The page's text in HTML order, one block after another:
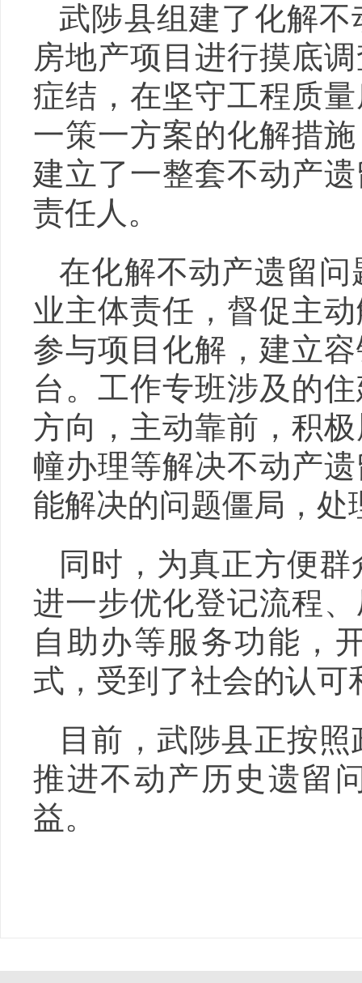
武陟县组建了化解
房地产项目进行摸底
症结，在坚守工程质
一策一方案的化解措
建立了一整套不动产
责任人。
在化解不动产遗留
业主体责任，督促主
参与项目化解，建立
台。工作专班涉及的
方向，主动靠前，积
幢办理等解决不动产
能解决的问题僵局，
同时，为真正方便
进一步优化登记流程
自助办等服务功能，
式，受到了社会的认可
目前，武陟县正按
推进不动产历史遗留
益。